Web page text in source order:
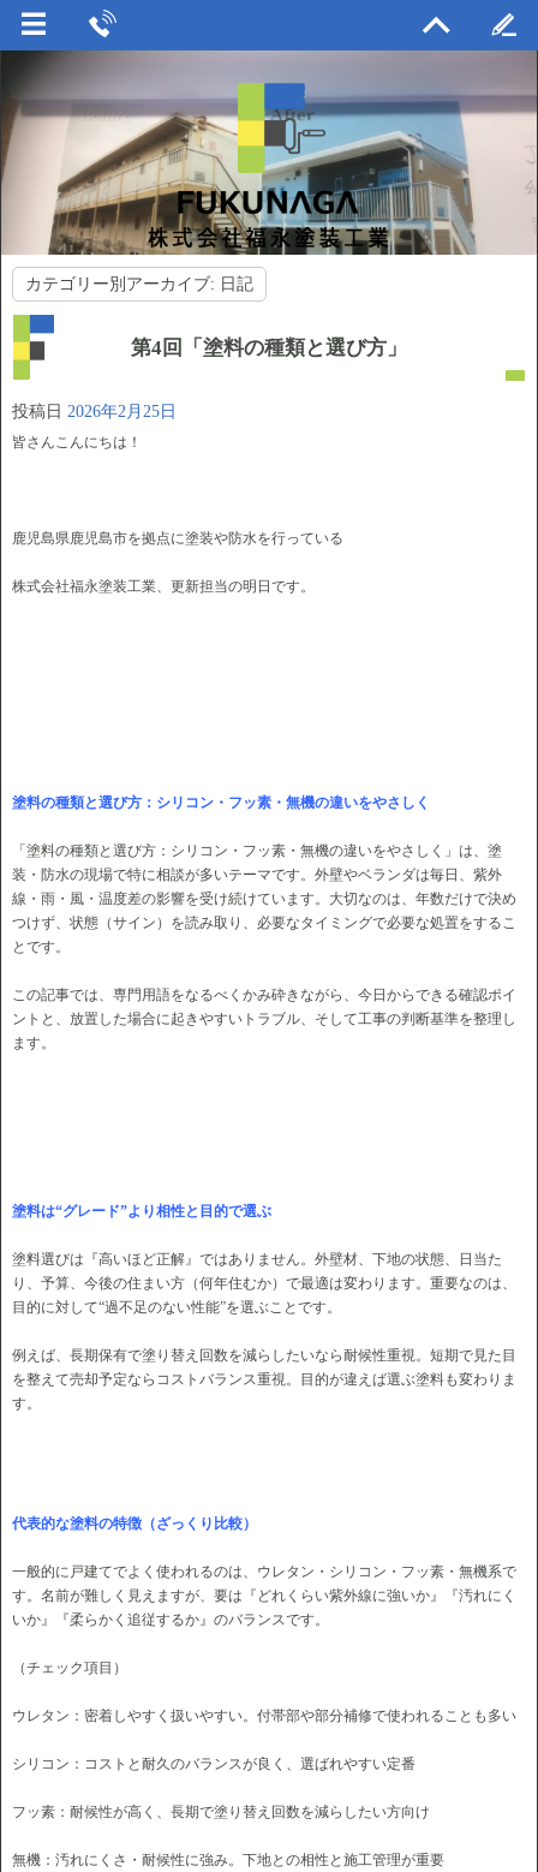
カテゴリー別アーカイブ: 日記
第4回「塗料の種類と選び方」
投稿日 2026年2月25日
皆さんこんにちは！
鹿児島県鹿児島市を拠点に塗装や防水を行っている
株式会社福永塗装工業、更新担当の明日です。
塗料の種類と選び方：シリコン・フッ素・無機の違いをやさしく
「塗料の種類と選び方：シリコン・フッ素・無機の違いをやさしく」は、塗
装・防水の現場で特に相談が多いテーマです。外壁やベランダは毎日、紫外
線・雨・風・温度差の影響を受け続けています。大切なのは、年数だけで決め
つけず、状態（サイン）を読み取り、必要なタイミングで必要な処置をするこ
とです。
この記事では、専門用語をなるべくかみ砕きながら、今日からできる確認ポイ
ントと、放置した場合に起きやすいトラブル、そして工事の判断基準を整理し
ます。
塗料は“グレード”より相性と目的で選ぶ
塗料選びは『高いほど正解』ではありません。外壁材、下地の状態、日当た
り、予算、今後の住まい方（何年住むか）で最適は変わります。重要なのは、
目的に対して“過不足のない性能”を選ぶことです。
例えば、長期保有で塗り替え回数を減らしたいなら耐候性重視。短期で見た目
を整えて売却予定ならコストバランス重視。目的が違えば選ぶ塗料も変わりま
す。
代表的な塗料の特徴（ざっくり比較）
一般的に戸建てでよく使われるのは、ウレタン・シリコン・フッ素・無機系で
す。名前が難しく見えますが、要は『どれくらい紫外線に強いか』『汚れにく
いか』『柔らかく追従するか』のバランスです。
（チェック項目）
ウレタン：密着しやすく扱いやすい。付帯部や部分補修で使われることも多い
シリコン：コストと耐久のバランスが良く、選ばれやすい定番
フッ素：耐候性が高く、長期で塗り替え回数を減らしたい方向け
無機：汚れにくさ・耐候性に強み。下地との相性と施工管理が重要